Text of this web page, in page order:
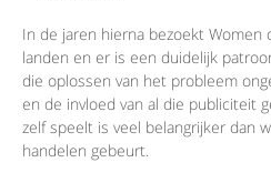
In de jaren hierna bezoekt Women
landen en er is een duidelijk
die oplossen van het probleem
en de invloed van al die publiciteit
zelf speelt is veel belangrijker dan
handelen gebeurt.